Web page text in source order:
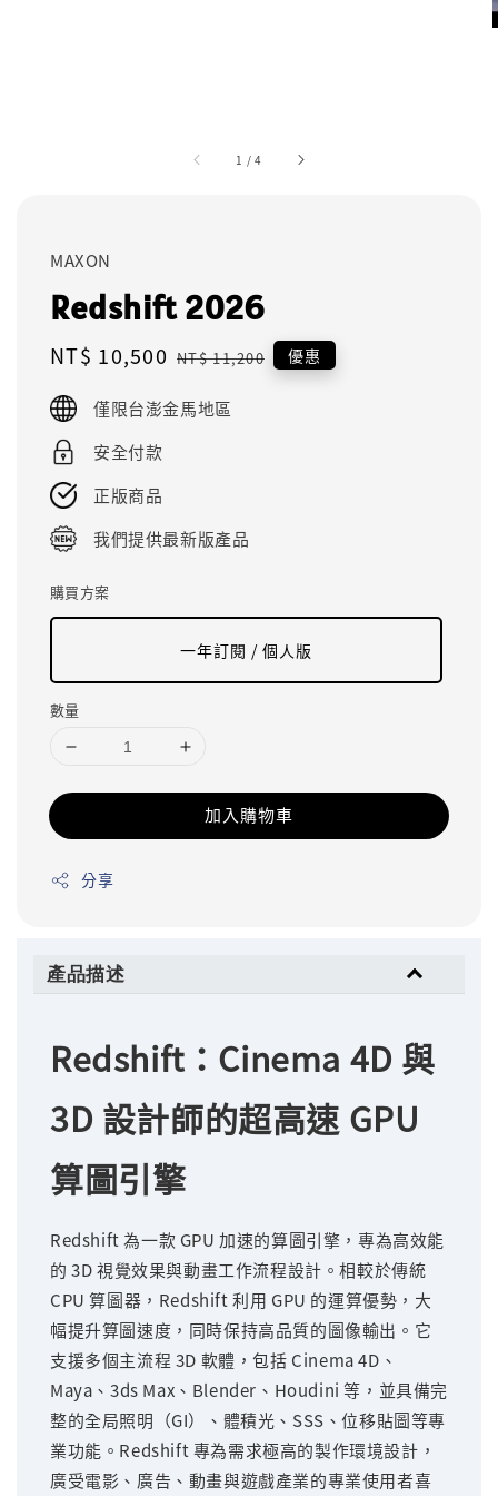
1 /4
MAXON
Redshift 2026
Sale
NT$ 10,500 Regular
NT$ 11,200 優惠
僅限台澎金馬地區
安全付款
正版商品
我們提供最新版產品
購買方案
一年訂閱 / 個人版
數量
加入購物車
分享
產品描述
Redshift：Cinema 4D 與
3D 設計師的超高速 GPU
算圖引擎
Redshift 為一款 GPU 加速的算圖引擎，專為高效能
的 3D 視覺效果與動畫工作流程設計。相較於傳統
CPU 算圖器，Redshift 利用 GPU 的運算優勢，大
幅提升算圖速度，同時保持高品質的圖像輸出。它
支援多個主流程 3D 軟體，包括 Cinema 4D、
Maya、3ds Max、Blender、Houdini 等，並具備完
整的全局照明（GI）、體積光、SSS、位移貼圖等專
業功能。Redshift 專為需求極高的製作環境設計，
廣受電影、廣告、動畫與遊戲產業的專業使用者喜